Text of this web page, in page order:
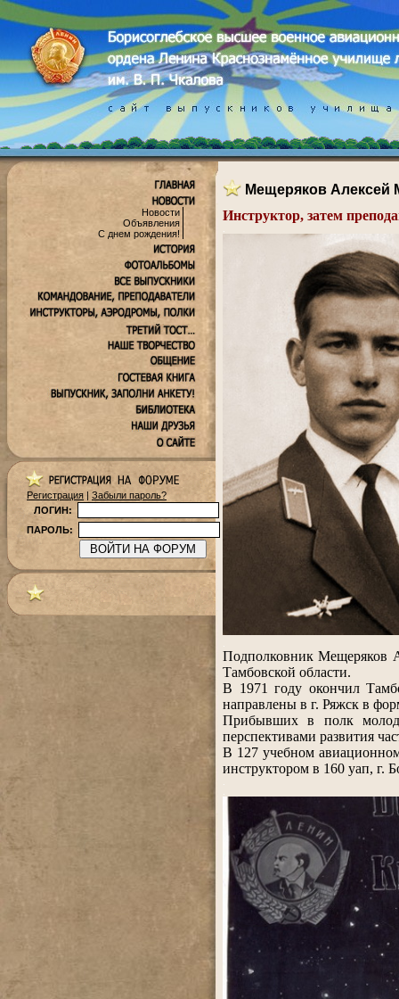
Новости
Объявления
С днем рождения!
Регистрация | Забыли пароль?
ЛОГИН:
ПАРОЛЬ:
Мещеряков Алексей
Инструктор, затем
Подполковник Мещеряков
Тамбовской области.
В 1971 году окончил
направлены в г. Ряжск в
Прибывших в полк
перспективами развития
В 127 учебном
инструктором в 160 уап, г.